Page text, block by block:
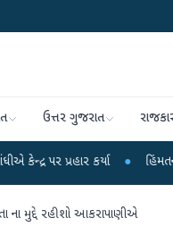
ઉત્તર ગુજરાત
કર્યા ● હિંમતનગરમાં રહસ્યમય
ના મુદ્દે રહીશો આકરાપાણીએ